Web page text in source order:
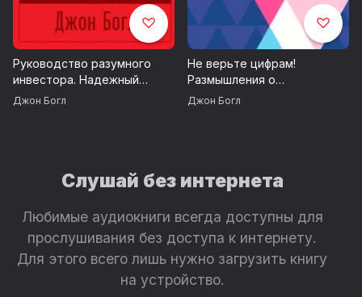
Руководство разумного
инвестора. Надежный
способ получения прибыли
Джон Богл
Не верьте цифрам!
Размышления о
заблуждениях инвесторов,
идеализме и героях
Джон Богл
Слушай без интернета
Любимые аудиокниги всегда доступны для
прослушивания без доступа к интернету.
Для этого всего лишь нужно загрузить книгу
на устройство.